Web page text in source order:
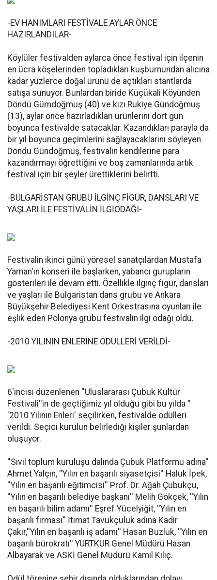
-EV HANIMLARI FESTİVALE AYLAR ÖNCE
HAZIRLANDILAR-
Köylüler festivalden aylarca önce festival için ilçenin
en ücra köşelerinden topladıkları kuşburnundan alıcına
kadar yüzlerce doğal ürünü de açtıkları stantlarda
satışa sunuyor. Bunlardan biride Küçükali Köyünden
Döndü Gümdoğmuş (40) ve kızı Rukiye Gündoğmuş
(13), aylar önce hazırladıkları ürünlerini dört gün
boyunca festivalde satacaklar. Kazandıkları parayla da
bir yıl boyunca geçimlerini sağlayacaklarını söyleyen
Döndü Gündoğmuş, festivalin kendilerine para
kazandırmayı öğrettiğini ve boş zamanlarında artık
festival için bir şeyler ürettiklerini belirtti.
-BULGARİSTAN GRUBU İLGİNÇ FİGÜR, DANSLARI VE
YAŞLARI İLE FESTİVALİN İLGİODAĞI-
Festivalin ikinci günü yöresel sanatçılardan Mustafa
Yaman'ın konseri ile başlarken, yabancı gurupların
gösterileri ile devam etti. Özellikle ilginç figür, dansları
ve yaşları ile Bulgaristan dans grubu ve Ankara
Büyükşehir Belediyesi Kent Orkestrasına oyunları ile
eşlik eden Polonya grubu festivalin ilgi odağı oldu.
-2010 YILININ ENLERINE ÖDÜLLERİ VERİLDİ-
6'incisi düzenlenen ''Uluslararası Çubuk Kültür
Festivali''in de geçtiğimiz yıl olduğu gibi bu yılda ''
'2010 Yılının Enleri' seçilirken, festivalde ödülleri
verildi. Seçici kurulun belirlediği kişiler şunlardan
oluşuyor.
''Sivil toplum kuruluşu dalında Çubuk Platformu adına''
Ahmet Yalçın, ''Yılın en başarılı siyasetçisi'' Haluk İpek,
''Yılın en başarılı eğitimcisi'' Prof. Dr. Ağah Çubukçu,
''Yılın en başarılı belediye başkanı'' Melih Gökçek, ''Yılın
en başarılı bilim adamı'' Eşref Yücelyiğit, ''Yılın en
başarılı firması'' İtimat Tavukçuluk adına Kadir
Çakır,''Yılın en başarılı iş adamı'' Hasan Buzluk, ''Yılın en
başarılı bürokratı'' YURTKUR Genel Müdürü Hasan
Albayarak ve ASKİ Genel Müdürü Kamil Kılıç.